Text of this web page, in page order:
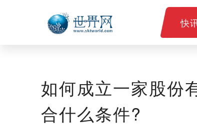
快
如何成立一家股份
合什么条件?